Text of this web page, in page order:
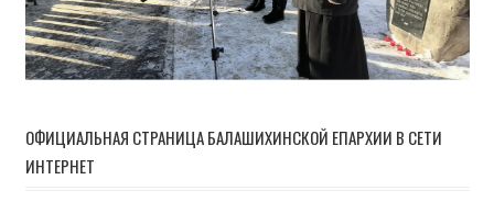
ОФИЦИАЛЬНАЯ СТРАНИЦА БАЛАШИХИНСКОЙ ЕПАРХИИ В СЕТИ
ИНТЕРНЕТ